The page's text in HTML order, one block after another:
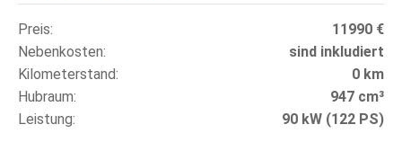
Preis
11990 €
Nebenkosten
sind inkludiert
Kilometerstand
0 km
Hubraum
947 cm³
Leistung
90 kW (122 PS)